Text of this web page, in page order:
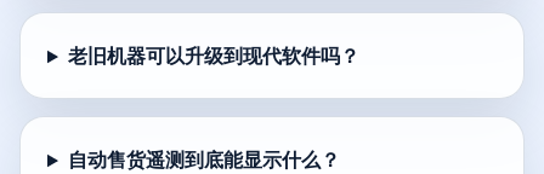
老旧机器可以升级到现代软件吗？
自动售货遥测到底能显示什么？